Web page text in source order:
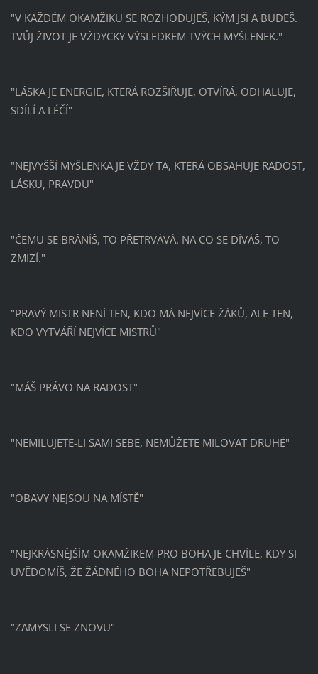
"V KAŽDÉM OKAMŽIKU SE ROZHODUJEŠ, KÝM JSI A BUDEŠ.
TVŮJ ŽIVOT JE VŽDYCKY VÝSLEDKEM TVÝCH MYŠLENEK."
"LÁSKA JE ENERGIE, KTERÁ ROZŠIŘUJE, OTVÍRÁ, ODHALUJE,
SDÍLÍ A LÉČÍ"
"NEJVYŠŠÍ MYŠLENKA JE VŽDY TA, KTERÁ OBSAHUJE RADOST,
LÁSKU, PRAVDU"
"ČEMU SE BRÁNÍŠ, TO PŘETRVÁVÁ. NA CO SE DÍVÁŠ, TO
ZMIZÍ."
"PRAVÝ MISTR NENÍ TEN, KDO MÁ NEJVÍCE ŽÁKŮ, ALE TEN,
KDO VYTVÁŘÍ NEJVÍCE MISTRŮ"
"MÁŠ PRÁVO NA RADOST"
"NEMILUJETE-LI SAMI SEBE, NEMŮŽETE MILOVAT DRUHÉ"
"OBAVY NEJSOU NA MÍSTĚ"
"NEJKRÁSNĚJŠÍM OKAMŽIKEM PRO BOHA JE CHVÍLE, KDY SI
UVĚDOMÍŠ, ŽE ŽÁDNÉHO BOHA NEPOTŘEBUJEŠ"
"ZAMYSLI SE ZNOVU"